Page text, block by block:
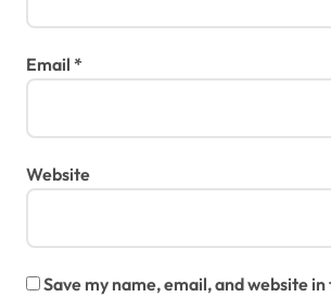
Email *
Website
Save my name, email, and website